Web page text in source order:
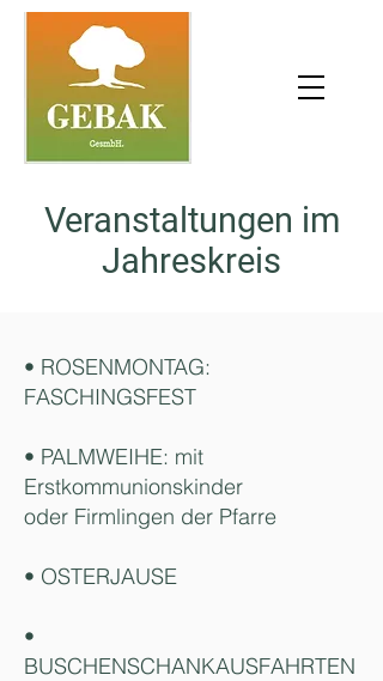
Veranstaltungen im
Jahreskreis
• ROSENMONTAG:
FASCHINGSFEST
• PALMWEIHE: mit
Erstkommunionskinder
oder Firmlingen der Pfarre
• OSTERJAUSE
•
BUSCHENSCHANKAUSFAHRTEN